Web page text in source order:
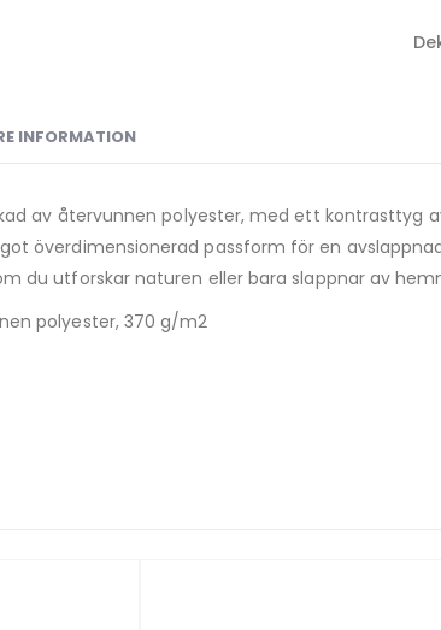
INFORMATION
av återvunnen polyester, med ett kontrasttyg
överdimensionerad passform för en
du utforskar naturen eller bara slappnar av
polyester, 370 g/m2